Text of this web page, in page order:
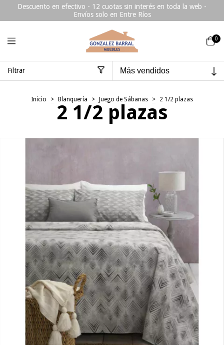
Descuento en efectivo - 12 cuotas sin interés en toda la web -
Envíos solo en Entre Ríos
0
Filtrar
Inicio > Blanquería > Juego de Sábanas > 2 1/2 plazas
2 1/2 plazas